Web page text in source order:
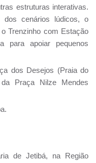
estruturas interativas.
cenários lúdicos, o
Trenzinho com Estação
para apoiar pequenos
dos Desejos (Praia do
Praça Nilze Mendes
de Jetibá, na Região